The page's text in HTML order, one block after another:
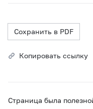
Сохранить в PDF
Копировать ссылку
Страница была